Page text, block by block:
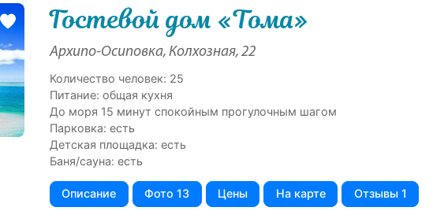
Гостевой дом «Тома»
Архипо-Осиповка, Колхозная, 22
Количество человек: 25
Питание: общая кухня
До моря 15 минут спокойным прогулочным шагом
Парковка: есть
Детская площадка: есть
Баня/сауна: есть
Описание Фото 13 Цены На карте
Отзывы 1